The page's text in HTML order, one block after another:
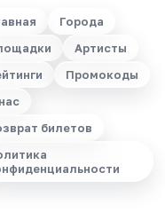
Города
Артисты
Промокоды
билетов